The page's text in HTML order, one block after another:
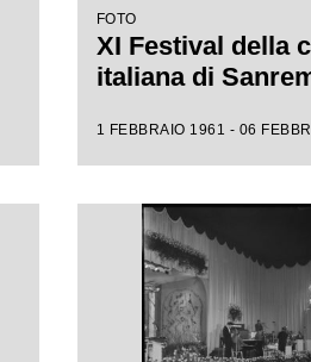
FOTO
XI Festival della
italiana di
1 FEBBRAIO 1961 - 06